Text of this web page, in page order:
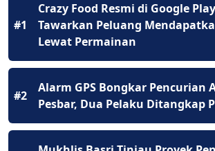
#1
Crazy Food Resmi di Google
Tawarkan Peluang
Lewat Permainan
#2
Alarm GPS Bongkar Pencurian
Pesbar, Dua Pelaku Ditangkap